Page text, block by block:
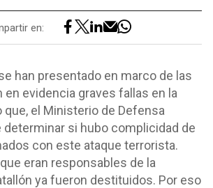
en:
han presentado en marco de las
en evidencia graves fallas en la
que, el Ministerio de Defensa
determinar si hubo complicidad de
con este ataque terrorista.
eran responsables de la
ya fueron destituidos. Por eso